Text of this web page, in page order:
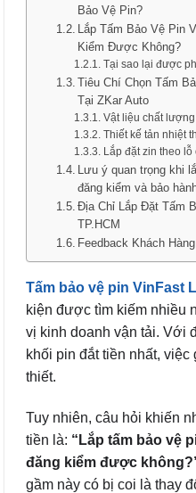
Bảo Vệ Pin?
Lắp Tấm Bảo Vệ Pin
Kiểm Được Không?
Tại sao lại được
Tiêu Chí Chọn Tấm
Tại ZKar Auto
Vật liệu chất
Thiết kế tản nhiệt
Lắp đặt zin theo lỗ
Lưu ý quan trọng khi
đăng kiểm và bảo
Địa Chỉ Lắp Đặt Tấm
TP.HCM
Feedback Khách Hàng
Tấm bảo vệ pin VinFast
kiện được tìm kiếm nhiều
vị kinh doanh vận tải. Với
khối pin đắt tiền nhất,
thiết.
Tuy nhiên, câu hỏi khiến
tiền là: “Lắp tấm bảo vệ
đăng kiểm được
gầm này có bị coi là thay